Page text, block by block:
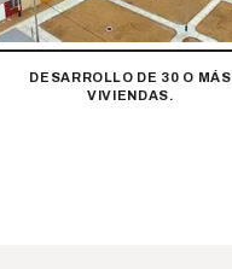
DESARROLLO DE 30 O MÁS
VIVIENDAS.